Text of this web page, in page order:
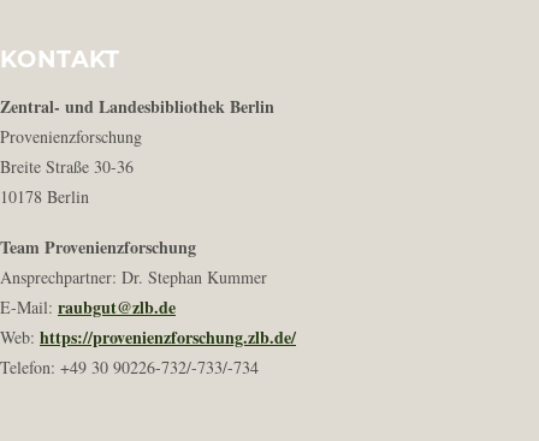
KONTAKT
Zentral- und Landesbibliothek Berlin
Provenienzforschung
Breite Straße 30-36
10178 Berlin
Team Provenienzforschung
Ansprechpartner: Dr. Stephan Kummer
E-Mail: raubgut@zlb.de
Web: https://provenienzforschung.zlb.de/
Telefon: +49 30 90226-732/-733/-734